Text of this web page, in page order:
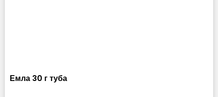
Емла 30 г туба